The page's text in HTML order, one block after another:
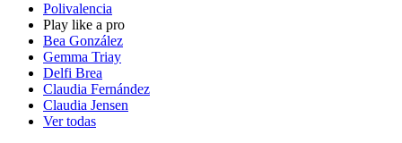
Polivalencia
Play like a pro
Bea González
Gemma Triay
Delfi Brea
Claudia Fernández
Claudia Jensen
Ver todas